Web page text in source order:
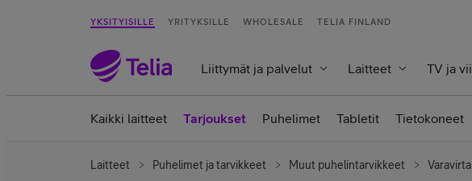
YKSITYISILLE YRITYKSILLE WHOLESALE TELIA FINLAND
Liittymät ja palvelut Laitteet TV ja
Kaikki laitteet Tarjoukset Puhelimet Tabletit Tietokoneet
Laitteet Puhelimet ja tarvikkeet Muut puhelintarvikkeet